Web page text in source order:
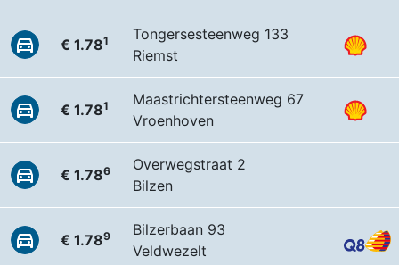
€ 1.781
Tongersesteenweg 133
Riemst
€ 1.781
Maastrichtersteenweg 67
Vroenhoven
€ 1.786
Overwegstraat 2
Bilzen
€ 1.789
Bilzerbaan 93
Veldwezelt